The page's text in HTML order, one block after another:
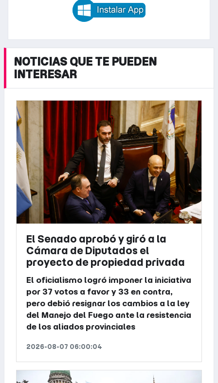
NOTICIAS QUE TE PUEDEN
INTERESAR
El Senado aprobó y giró a la
Cámara de Diputados el
proyecto de propiedad privada
El oficialismo logró imponer la iniciativa
por 37 votos a favor y 33 en contra,
pero debió resignar los cambios a la ley
del Manejo del Fuego ante la resistencia
de los aliados provinciales
2026-08-07 06:00:04